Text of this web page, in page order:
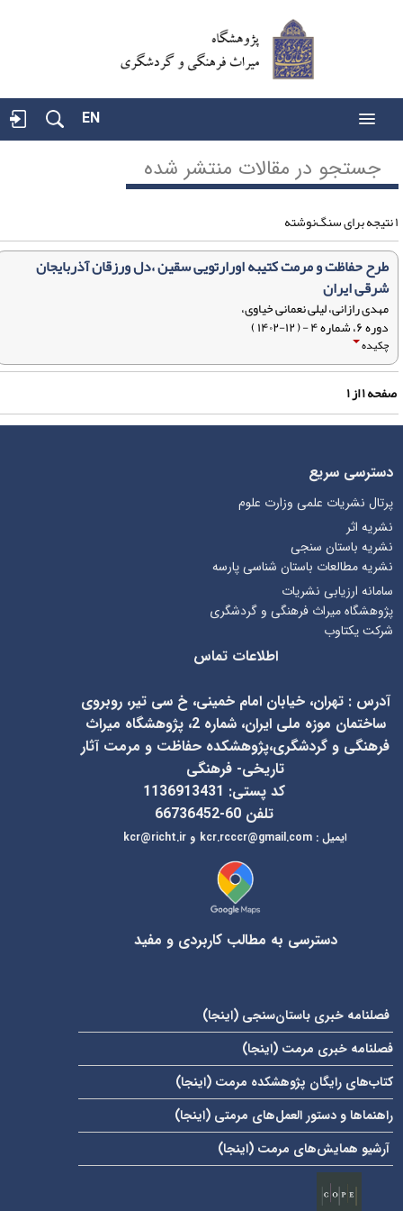
EN
جستجو در مقالات منتشر شده
طرح حفاظت و مرمت کتیبه اورارتویی سقین ،دل ورزقان آذربایجان
شرقی ایران
مهدی رازانی، لیلی نعمانی خیاوی،
دوره ۶، شماره ۴ - ( ۱۲-۱۴۰۲ )
چکیده
۱از۱
دسترسی سریع
پرتال نشریات علمی وزارت علوم
نشریه اثر
نشریه باستان سنجی
نشریه مطالعات باستان شناسی پارسه
سامانه ارزیابی نشریات
پژوهشگاه میراث فرهنگی و گردشگری
شرکت یکتاوب
اطلاعات تماس
آدرس : تهران، خیابان امام خمینی، خ سی تیر، روبروی
ساختمان موزه ملی ایران، شماره 2، پژوهشگاه میراث
فرهنگی و گردشگری،پژوهشکده حفاظت و مرمت آثار
تاریخی- فرهنگی
کد پستی: 1136913431
تلفن 60-66736452
ایمیل:
kcr@richt.ir و kcr.rcccr@gmail.com
دسترسی به مطالب کاربردی و مفید
فصلنامه خبری باستان‌سنجی ( اینجا)
فصلنامه خبری مرمت ( اینجا)
کتاب‌های رایگان پژوهشکده مرمت ( اینجا)
راهنماها و دستور العمل‌های مرمتی ( اینجا)
آرشیو همایش‌های مرمت ( اینجا)